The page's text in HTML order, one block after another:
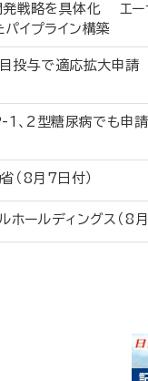
発戦略を具体化 エー
パイプライン構築
投与で適応拡大申
1、2型糖尿病でも申
省（8月7日付）
ルホールディングス（